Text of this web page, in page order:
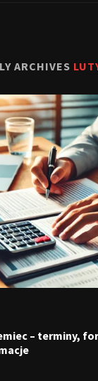
ARCHIVES
– terminy,